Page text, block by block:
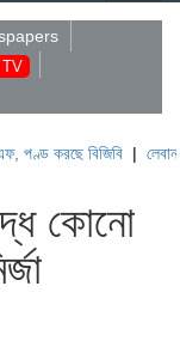
TV
বিজিবি|লেবাননের
কোনো